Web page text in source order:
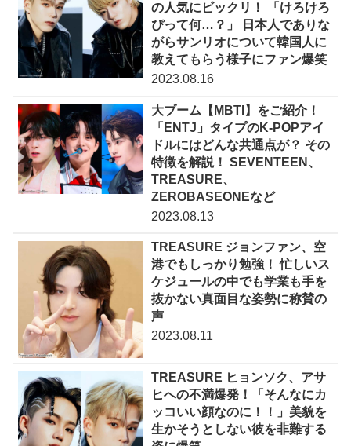
の人気にビックリ！ 「けろけろ
ぴって何…？」 日本人でありな
がらサンリオについて韓国人に
教えてもらう様子にファン爆笑
2023.08.16
大ブーム【MBTI】をご紹介！
「ENTJ」タイプのK-POPアイ
ドルにはどんな共通点が？ その
特徴を解説！ SEVENTEEN、
TREASURE、
ZEROBASEONEなど
2023.08.13
TREASURE ジョンファン、空
港でもしっかり勉強！ 忙しいス
ケジュールの中でも学業も手を
抜かない真面目な姿勢に称賛の
声
2023.08.11
TREASURE ヒョンソク、アサ
ヒへの不満爆発！「そんなにカ
ッコいい顔なのに！！」美貌を
生かそうとしない彼を非難する